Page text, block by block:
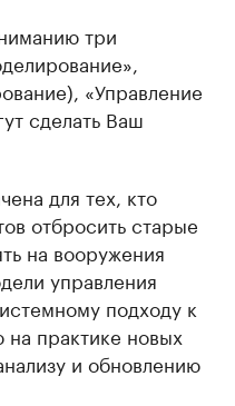
три
«Управление
сделать Ваш
для тех, кто
отбросить старые
на вооружения
управления
подходу к
практике новых
и обновлению